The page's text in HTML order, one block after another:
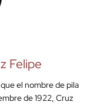
Felipe
el nombre de pila
de 1922, Cruz